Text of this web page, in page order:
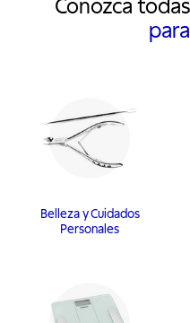
Conozca
Belleza y Cuidados
Personales